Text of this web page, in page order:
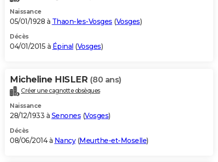
Naissance
05/01/1928 à Thaon-les-Vosges (Vosges)
Décès
04/01/2015 à Épinal (Vosges)
Micheline HISLER (80 ans)
Créer une cagnotte obsèques
Naissance
28/12/1933 à Senones (Vosges)
Décès
08/06/2014 à Nancy(Meurthe-et-Moselle)